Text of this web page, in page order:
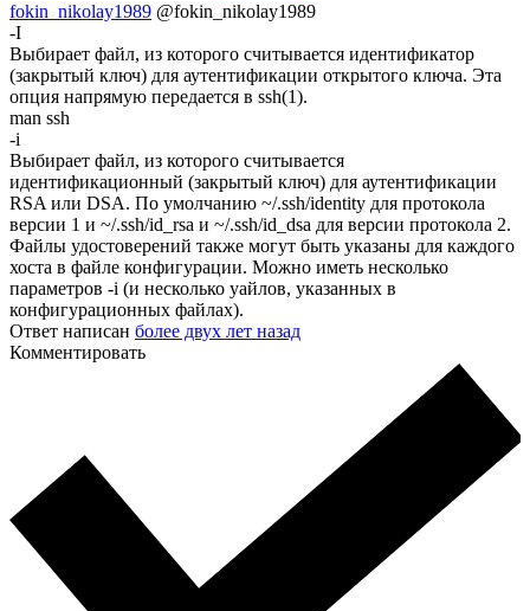
fokin_nikolay1989 @fokin_nikolay1989
-I
Выбирает файл, из которого считывается идентификатор
(закрытый ключ) для аутентификации открытого ключа. Эта
опция напрямую передается в ssh(1).
man ssh
-i
Выбирает файл, из которого считывается
идентификационный (закрытый ключ) для аутентификации
RSA или DSA. По умолчанию ~/.ssh/identity для протокола
версии 1 и ~/.ssh/id_rsa и ~/.ssh/id_dsa для версии протокола 2.
Файлы удостоверений также могут быть указаны для каждого
хоста в файле конфигурации. Можно иметь несколько
параметров -i (и несколько уайлов, указанных в
конфигурационных файлах).
Ответ написан более двух лет назад
Комментировать